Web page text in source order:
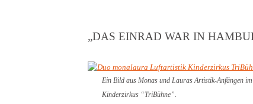
„DAS EINRAD WAR IN
Ein Bild aus Monas und Lauras Artistik-Anfängen im
Kinderzirkus “TriBühne”.